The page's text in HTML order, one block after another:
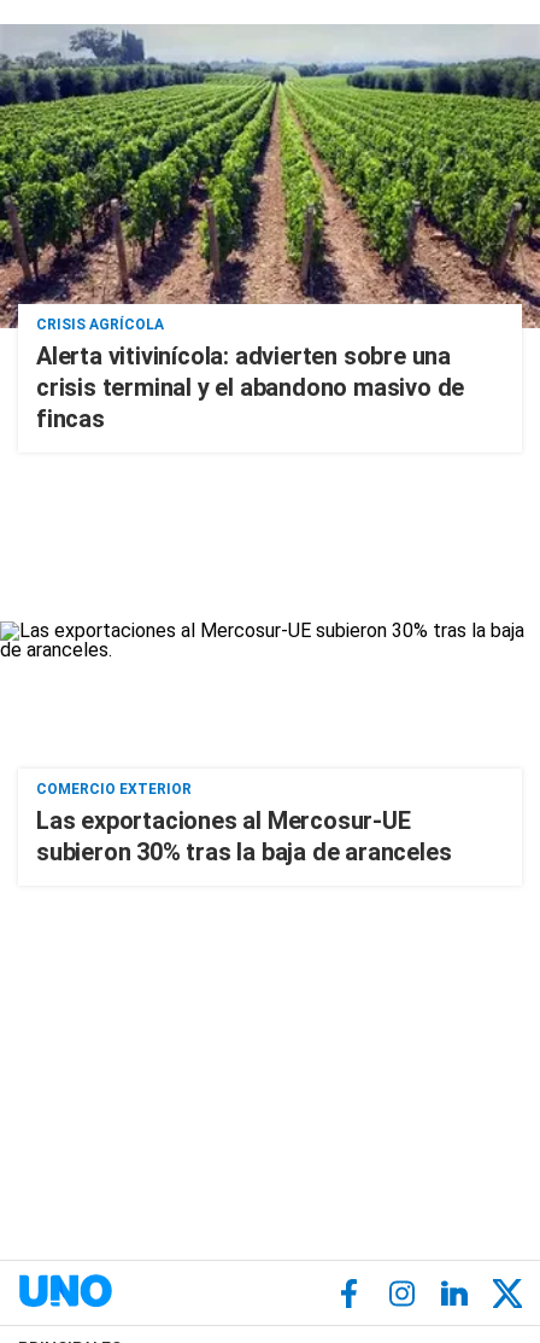
CRISIS AGRÍCOLA
Alerta vitivinícola: advierten sobre una
crisis terminal y el abandono masivo de
fincas
COMERCIO EXTERIOR
Las exportaciones al Mercosur-UE
subieron 30% tras la baja de aranceles